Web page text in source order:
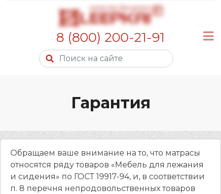
8 (800) 200-21-91
Гарантия
Обращаем ваше внимание на то, что матрасы
относятся ряду товаров «Мебель для лежания
и сидения» по ГОСТ 19917-94, и, в соответствии
п. 8 перечня непродовольственных товаров